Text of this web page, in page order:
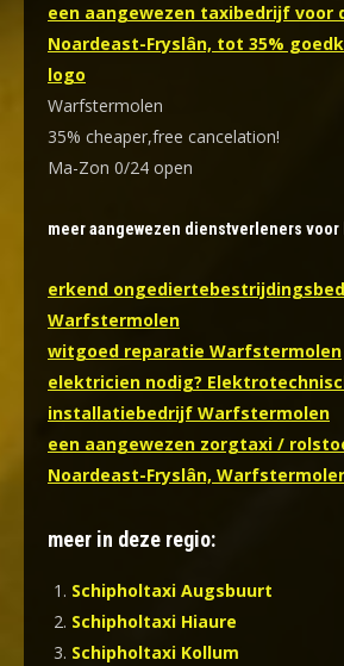
een aangewezen taxibedrijf voor
Noardeast-Fryslân, tot 35%
logo
Warfstermolen
35% cheaper,free cancelation!
Ma-Zon 0/24 open
meer aangewezen dienstverleners voor
erkend
Warfstermolen
witgoed reparatie Warfstermolen
elektricien nodig?
installatiebedrijf Warfstermolen
een aangewezen zorgtaxi /
Noardeast-Fryslân,
meer in deze regio:
Schipholtaxi Augsbuurt
Schipholtaxi Hiaure
Schipholtaxi Kollum